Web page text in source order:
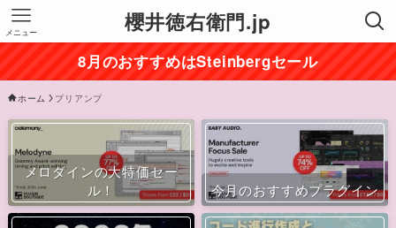
櫻井徳右衛門.jp
メニュー
8月のおすすめはSteinbergセール
ホーム プリアンプ
メロダインの大特価セー
ル！
今月のおすすめプラグイン